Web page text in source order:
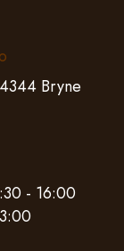
Bryne
- 16:00